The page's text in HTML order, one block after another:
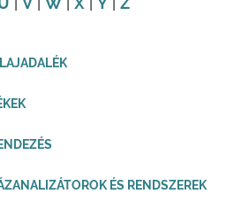
ÉS RENDSZEREK